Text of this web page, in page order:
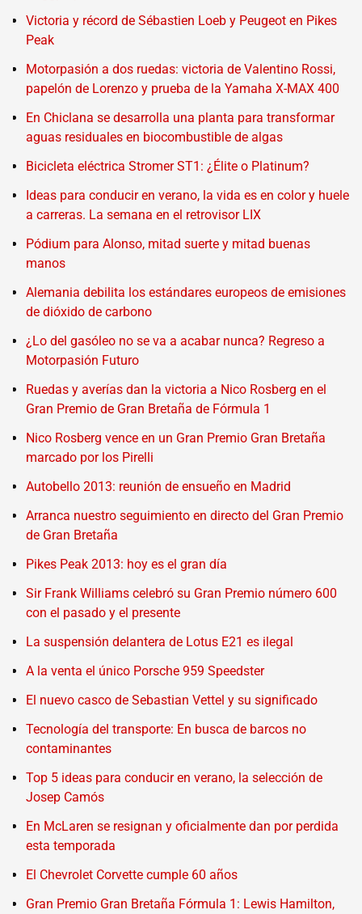
Victoria y récord de Sébastien Loeb y Peugeot en Pikes
Peak
Motorpasión a dos ruedas: victoria de Valentino Rossi,
papelón de Lorenzo y prueba de la Yamaha X-MAX 400
En Chiclana se desarrolla una planta para transformar
aguas residuales en biocombustible de algas
Bicicleta eléctrica Stromer ST1: ¿Élite o Platinum?
Ideas para conducir en verano, la vida es en color y huele
a carreras. La semana en el retrovisor LIX
Pódium para Alonso, mitad suerte y mitad buenas
manos
Alemania debilita los estándares europeos de emisiones
de dióxido de carbono
¿Lo del gasóleo no se va a acabar nunca? Regreso a
Motorpasión Futuro
Ruedas y averías dan la victoria a Nico Rosberg en el
Gran Premio de Gran Bretaña de Fórmula 1
Nico Rosberg vence en un Gran Premio Gran Bretaña
marcado por los Pirelli
Autobello 2013: reunión de ensueño en Madrid
Arranca nuestro seguimiento en directo del Gran Premio
de Gran Bretaña
Pikes Peak 2013: hoy es el gran día
Sir Frank Williams celebró su Gran Premio número 600
con el pasado y el presente
La suspensión delantera de Lotus E21 es ilegal
A la venta el único Porsche 959 Speedster
El nuevo casco de Sebastian Vettel y su significado
Tecnología del transporte: En busca de barcos no
contaminantes
Top 5 ideas para conducir en verano, la selección de
Josep Camós
En McLaren se resignan y oficialmente dan por perdida
esta temporada
El Chevrolet Corvette cumple 60 años
Gran Premio Gran Bretaña Fórmula 1: Lewis Hamilton,